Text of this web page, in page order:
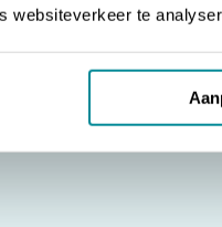
websiteverkeer te
je smartphone